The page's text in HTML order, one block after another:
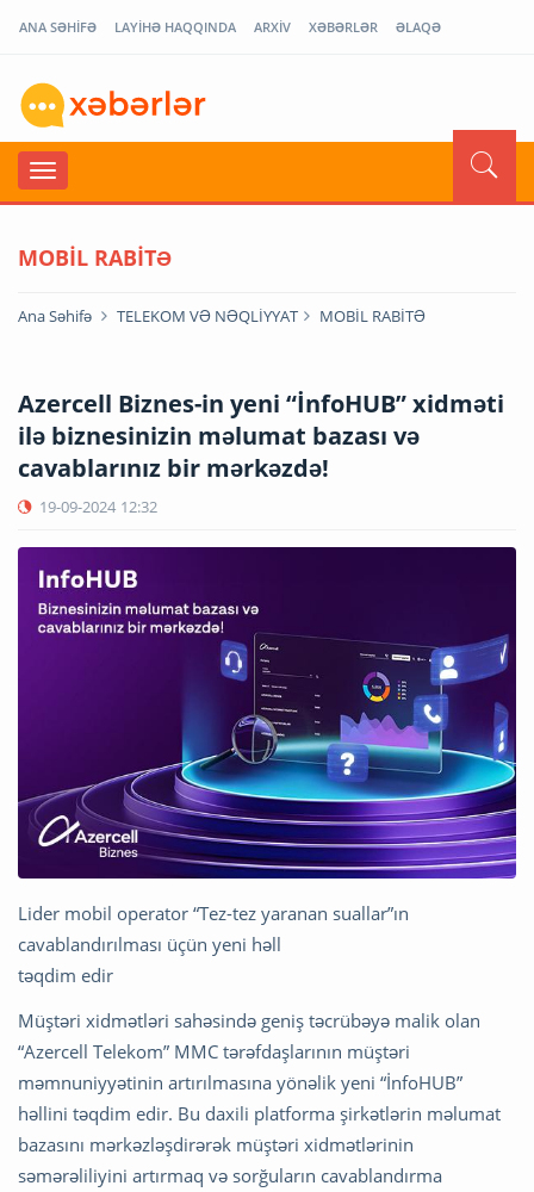
ANA SƏHİFƏ LAYİHƏ HAQQINDA ARXİV XƏBƏRLƏR ƏLAQƏ
MOBİL RABİTƏ
Ana Səhifə TELEKOM VƏ NƏQLİYYAT MOBİL RABİTƏ
Azercell Biznes-in yeni “İnfoHUB” xidməti
ilə biznesinizin məlumat bazası və
cavablarınız bir mərkəzdə!
19-09-2024 12:32
Lider mobil operator “Tez-tez yaranan suallar”ın
cavablandırılması üçün yeni həll
təqdim edir
Müştəri xidmətləri sahəsində geniş təcrübəyə malik olan
“Azercell Telekom” MMC tərəfdaşlarının müştəri
məmnuniyyətinin artırılmasına yönəlik yeni “İnfoHUB”
həllini təqdim edir. Bu daxili platforma şirkətlərin məlumat
bazasını mərkəzləşdirərək müştəri xidmətlərinin
səmərəliliyini artırmaq və sorğuların cavablandırma